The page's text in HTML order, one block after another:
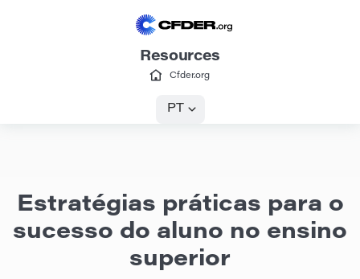
Resources
Cfder.org
PT
Estratégias práticas para o
sucesso do aluno no ensino
superior